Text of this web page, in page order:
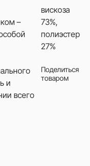
–
и
всего
вискоза
73%,
полиэстер
27%
Поделиться
товаром